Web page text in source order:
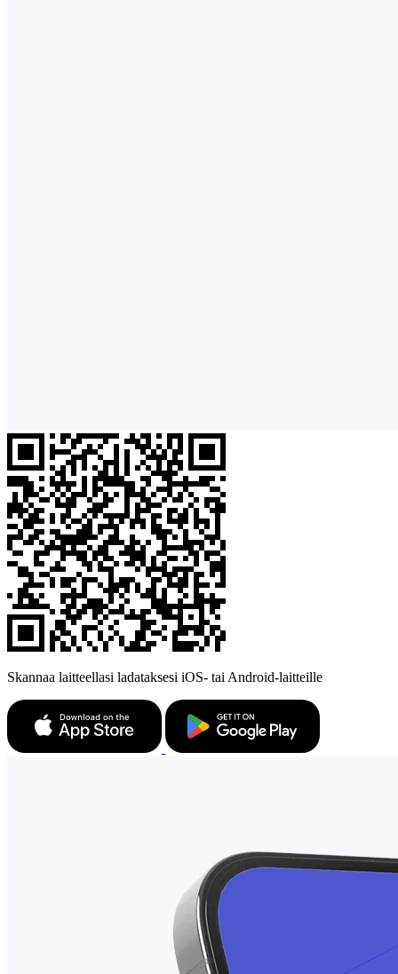
Skannaa laitteellasi ladataksesi iOS- tai Android-laitteille